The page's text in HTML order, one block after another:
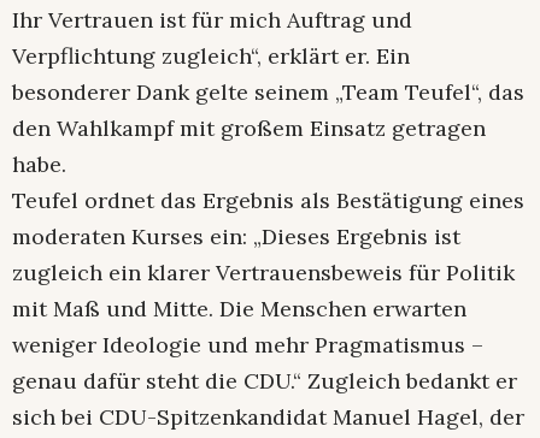
Ihr Vertrauen ist für mich Auftrag und
Verpflichtung zugleich“, erklärt er. Ein
besonderer Dank gelte seinem „Team Teufel“, das
den Wahlkampf mit großem Einsatz getragen
habe.
Teufel ordnet das Ergebnis als Bestätigung eines
moderaten Kurses ein: „Dieses Ergebnis ist
zugleich ein klarer Vertrauensbeweis für Politik
mit Maß und Mitte. Die Menschen erwarten
weniger Ideologie und mehr Pragmatismus –
genau dafür steht die CDU.“ Zugleich bedankt er
sich bei CDU-Spitzenkandidat Manuel Hagel, der